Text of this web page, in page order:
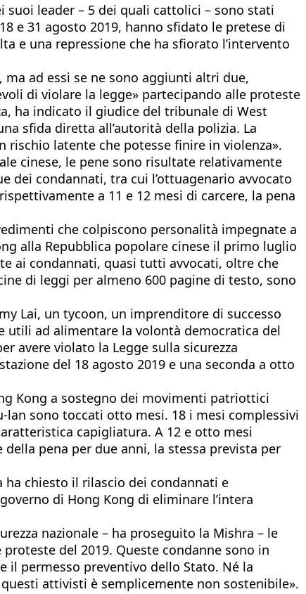
leader – 5 dei quali cattolici – sono stati
e 31 agosto 2019, hanno sfidato le pretese di
e una repressione che ha sfiorato l’intervento
ad essi se ne sono aggiunti altri due,
di violare la legge» partecipando alle proteste
ha indicato il giudice del tribunale di West
sfida diretta all’autorità della polizia. La
rischio latente che potesse finire in violenza».
cinese, le pene sono risultate relativamente
dei condannati, tra cui l’ottuagenario avvocato
a 11 e 12 mesi di carcere, la pena
che colpiscono personalità impegnate a
alla Repubblica popolare cinese il primo luglio
ai condannati, quasi tutti avvocati, oltre che
di leggi per almeno 600 pagine di testo, sono
Lai, un tycoon, un imprenditore di successo
utili ad alimentare la volontà democratica del
avere violato la Legge sulla sicurezza
del 18 agosto 2019 e una seconda a otto
Kong a sostegno dei movimenti patriottici
lan sono toccati otto mesi. 18 i mesi complessivi
capigliatura. A 12 e otto mesi
pena per due anni, la stessa prevista per
ha chiesto il rilascio dei condannati e
di Hong Kong di eliminare l’intera
nazionale – ha proseguito la Mishra – le
del 2019. Queste condanne sono in
il permesso preventivo dello Stato. Né la
attivisti è semplicemente non sostenibile».